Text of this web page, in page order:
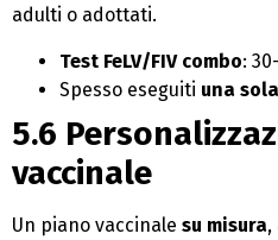
adulti o adottati.
Test FeLV/FIV combo:
Spesso eseguiti una
5.6
vaccinale
Un piano vaccinale su misura,